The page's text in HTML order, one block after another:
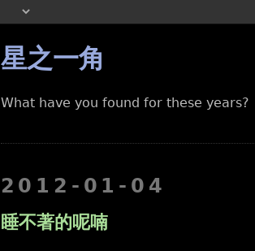
星之一角
What have you found for these years?
2012-01-04
睡不著的呢喃